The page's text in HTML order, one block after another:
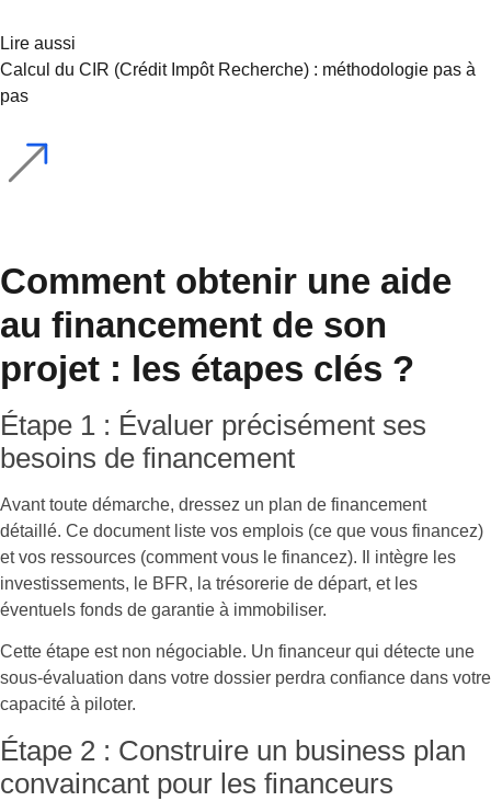
Lire aussi
Calcul du CIR (Crédit Impôt Recherche) : méthodologie pas à
pas
Comment obtenir une aide
au financement de son
projet : les étapes clés ?
Étape 1 : Évaluer précisément ses
besoins de financement
Avant toute démarche, dressez un plan de financement
détaillé. Ce document liste vos emplois (ce que vous financez)
et vos ressources (comment vous le financez). Il intègre les
investissements, le BFR, la trésorerie de départ, et les
éventuels fonds de garantie à immobiliser.
Cette étape est non négociable. Un financeur qui détecte une
sous-évaluation dans votre dossier perdra confiance dans votre
capacité à piloter.
Étape 2 : Construire un business plan
convaincant pour les financeurs